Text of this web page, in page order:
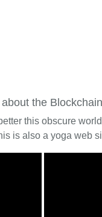
the Blockchain
this obscure
is also a yoga web